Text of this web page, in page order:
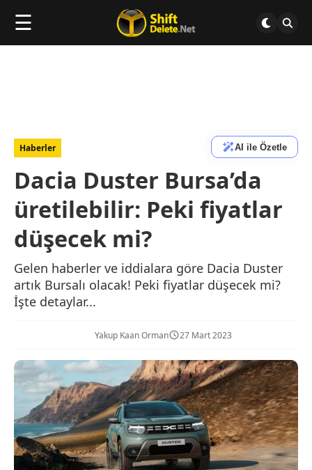
☰
Haberler AI ile Özetle
Dacia Duster Bursa’da
üretilebilir: Peki fiyatlar
düşecek mi?
Gelen haberler ve iddialara göre Dacia Duster
artık Bursalı olacak! Peki fiyatlar düşecek mi?
İşte detaylar...
Yakup Kaan Orman 27 Mart 2023